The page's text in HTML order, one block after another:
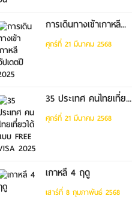
ทัวร์ดานัง พักบานาฮิลล์ 4วัน
การเดินทางเข้าเกาหลี...
ศุกร์ที่ 21 มีนาคม 2568
35 ประเทศ คนไทยเที่ย...
ศุกร์ที่ 21 มีนาคม 2568
เกาหลี 4 ฤดู
เสาร์ที่ 8 กุมภาพันธ์ 2568